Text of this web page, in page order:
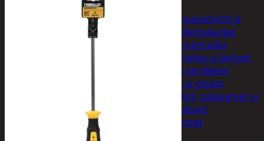
Linnunpöntöt ja
ruokintalaudat
Linnunruoka
Kodin elektroniikka ja laitteet
Imurit ja tarvikkeet
Kaapelit ja johdot
Kelloradiot, sääasemat ja
lämpömittarit
Oheislaitteet